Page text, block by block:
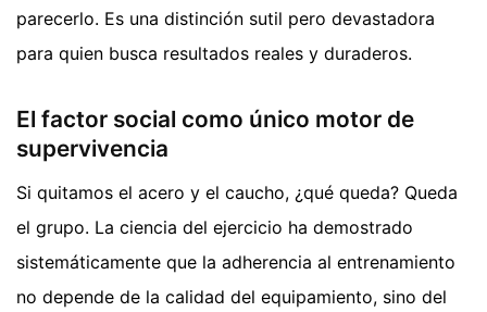
parecerlo. Es una distinción sutil pero devastadora
para quien busca resultados reales y duraderos.
El factor social como único motor de
supervivencia
Si quitamos el acero y el caucho, ¿qué queda? Queda
el grupo. La ciencia del ejercicio ha demostrado
sistemáticamente que la adherencia al entrenamiento
no depende de la calidad del equipamiento, sino del